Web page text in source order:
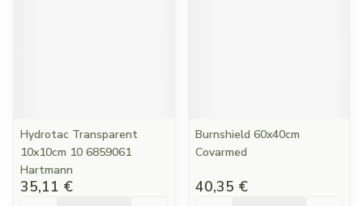
Hydrotac Transparent
10x10cm 10 6859061
Hartmann
35,11 €
Burnshield 60x40cm
Covarmed
40,35 €